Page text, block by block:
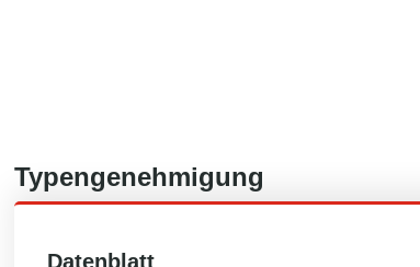
Typengenehmigung
Datenblatt